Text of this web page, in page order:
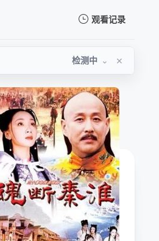
观看记录
暂无观看影片的记录
检测中 ⌄ ×